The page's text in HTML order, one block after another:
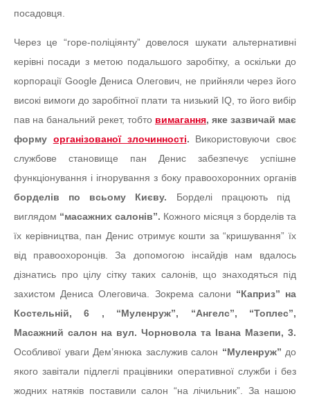
посадовця.
Через це “горе-поліціянту” довелося шукати альтернативні
керівні посади з метою подальшого заробітку, а оскільки до
корпорації Google Дениса Олегович, не прийняли через його
високі вимоги до заробітної плати та низький IQ, то його вибір
пав на банальний рекет, тобто вимагання, яке зазвичай має
форму організованої злочинності. Використовуючи своє
службове становище пан Денис забезпечує успішне
функціонування і ігнорування з боку правоохоронних органів
борделів по всьому Києву. Борделі працюють під
виглядом “масажних салонів”. Кожного місяця з борделів та
їх керівництва, пан Денис отримує кошти за “кришування” їх
від правоохоронців. За допомогою інсайдів нам вдалось
дізнатись про цілу сітку таких салонів, що знаходяться під
захистом Дениса Олеговича. Зокрема салони “Каприз” на
Костельній, 6 , “Муленруж”, “Ангелс”, “Топлес”,
Масажний салон на вул. Чорновола та Івана Мазепи, 3.
Особливої уваги Дем’янюка заслужив салон “Муленруж” до
якого завітали підлеглі працівники оперативної служби і без
жодних натяків поставили салон “на лічильник”. За нашою